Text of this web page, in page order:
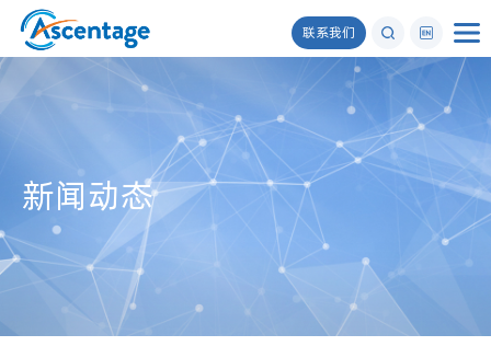
联系我们
新闻动态